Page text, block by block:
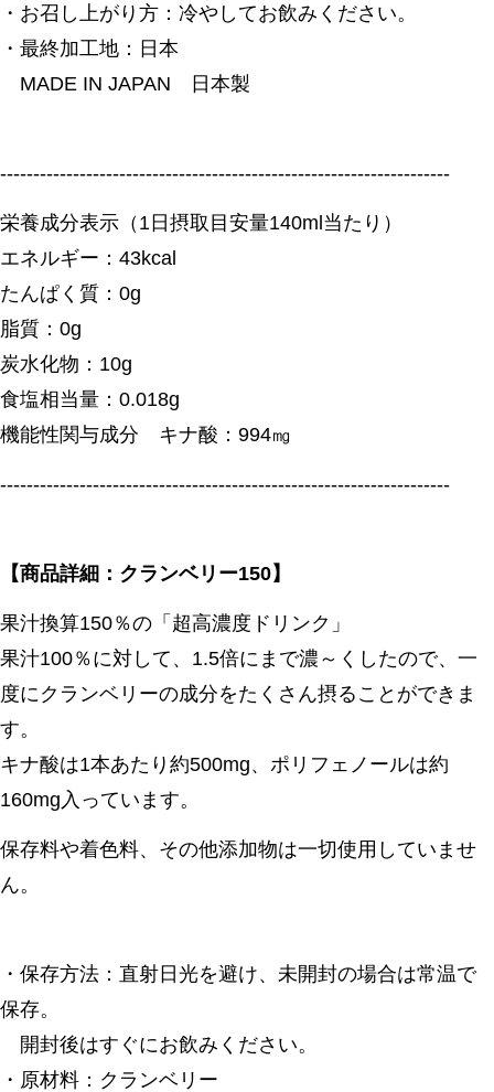
・お召し上がり方：冷やしてお飲みください。
・最終加工地：日本
MADE IN JAPAN 日本製
--------------------------------------------------------------------
栄養成分表示（1日摂取目安量140ml当たり）
エネルギー：43kcal
たんぱく質：0g
脂質：0g
炭水化物：10g
食塩相当量：0.018g
機能性関与成分 キナ酸：994㎎
--------------------------------------------------------------------
【商品詳細：クランベリー150】
果汁換算150％の「超高濃度ドリンク」
果汁100％に対して、1.5倍にまで濃～くしたので、一
度にクランベリーの成分をたくさん摂ることができま
す。
キナ酸は1本あたり約500mg、ポリフェノールは約
160mg入っています。
保存料や着色料、その他添加物は一切使用していませ
ん。
・保存方法：直射日光を避け、未開封の場合は常温で
保存。
開封後はすぐにお飲みください。
・原材料：クランベリー